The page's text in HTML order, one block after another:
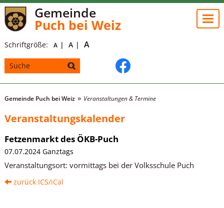
Gemeinde
Puch bei Weiz
Schriftgröße: A A A
Gemeinde Puch bei Weiz Veranstaltungen & Termine
Veranstaltungskalender
Fetzenmarkt des ÖKB-Puch
07.07.2024 Ganztags
Veranstaltungsort: vormittags bei der Volksschule Puch
zurück ICS/iCal